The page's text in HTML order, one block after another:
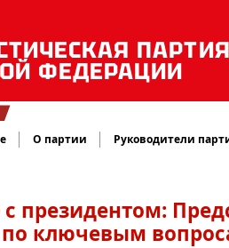
ПАРТИЯ
ФЕДЕРАЦИИ
О партии Руководители
президентом:
ключевым